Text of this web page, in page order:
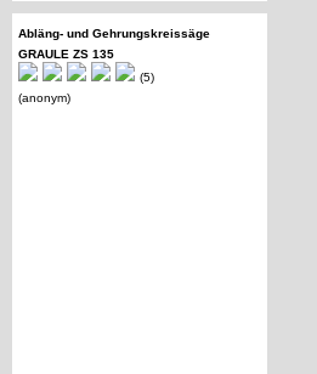
Abläng- und Gehrungskreissäge
GRAULE ZS 135
(5)
(anonym)